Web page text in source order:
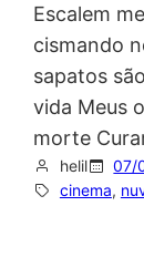
Escalem
cismando
sapatos
vida Meus
morte
helil 07/
cinema,